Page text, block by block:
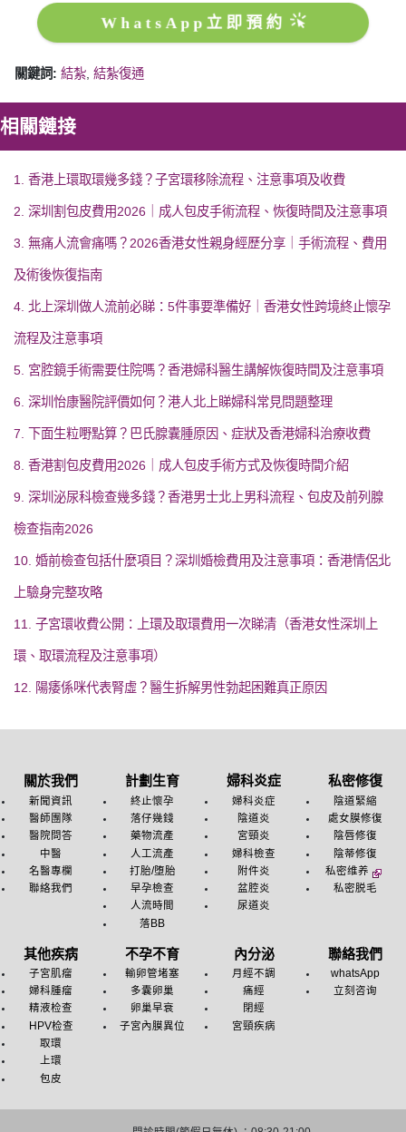
WhatsApp立即預約
關鍵詞: 結紮, 結紮復通
相關鏈接
1. 香港上環取環幾多錢？子宮環移除流程、注意事項及收費
2. 深圳割包皮費用2026｜成人包皮手術流程、恢復時間及注意事項
3. 無痛人流會痛嗎？2026香港女性親身經歷分享｜手術流程、費用
及術後恢復指南
4. 北上深圳做人流前必睇：5件事要準備好｜香港女性跨境終止懷孕
流程及注意事項
5. 宮腔鏡手術需要住院嗎？香港婦科醫生講解恢復時間及注意事項
6. 深圳怡康醫院評價如何？港人北上睇婦科常見問題整理
7. 下面生粒嘢點算？巴氏腺囊腫原因、症狀及香港婦科治療收費
8. 香港割包皮費用2026｜成人包皮手術方式及恢復時間介紹
9. 深圳泌尿科檢查幾多錢？香港男士北上男科流程、包皮及前列腺
檢查指南2026
10. 婚前檢查包括什麼項目？深圳婚檢費用及注意事項：香港情侶北
上驗身完整攻略
11. 子宮環收費公開：上環及取環費用一次睇清（香港女性深圳上
環、取環流程及注意事項）
12. 陽痿係咪代表腎虛？醫生拆解男性勃起困難真正原因
關於我們
新聞資訊
醫師團隊
醫院問答
中醫
名醫專欄
聯絡我們
計劃生育
終止懷孕
落仔幾錢
藥物流產
人工流產
打胎/堕胎
早孕檢查
人流時間
落BB
婦科炎症
婦科炎症
陰道炎
宮頸炎
婦科檢查
附件炎
盆腔炎
尿道炎
私密修復
陰道緊縮
處女膜修復
陰唇修復
陰蒂修復
私密维养
私密脱毛
其他疾病
子宮肌瘤
婦科腫瘤
精液检查
HPV检查
取環
上環
包皮
不孕不育
輸卵管堵塞
多囊卵巢
卵巢早衰
子宮內膜異位
內分泌
月經不調
痛經
閉經
宮頸疾病
聯絡我們
whatsApp
立刻咨询